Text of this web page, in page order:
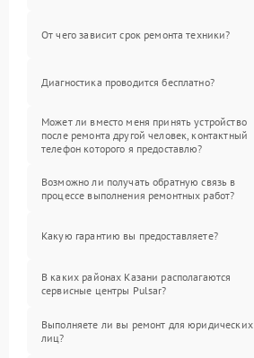
От чего зависит срок ремонта техники?
Диагностика проводится бесплатно?
Может ли вместо меня принять устройство
после ремонта другой человек, контактный
телефон которого я предоставлю?
Возможно ли получать обратную связь в
процессе выполнения ремонтных работ?
Какую гарантию вы предоставляете?
В каких районах Казани располагаются
сервисные центры Pulsar?
Выполняете ли вы ремонт для юридических
лиц?